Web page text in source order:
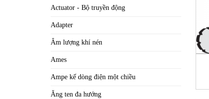
Actuator - Bộ truyền động
Adapter
Âm lượng khí nén
Ames
Ampe kế dòng điện một chiều
Ăng ten đa hướng